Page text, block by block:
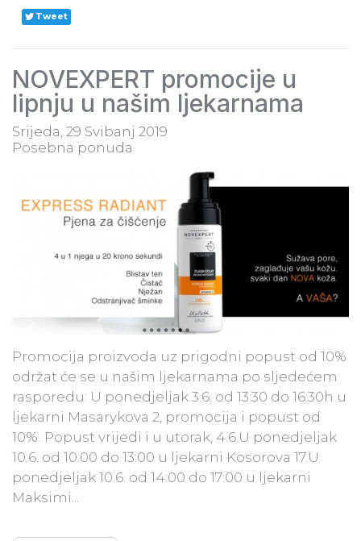
Tweet
NOVEXPERT promocije u
lipnju u našim ljekarnama
Srijeda, 29 Svibanj 2019
Posebna ponuda
Promocija proizvoda uz prigodni popust od 10%
održat će se u našim ljekarnama po sljedećem
rasporedu: U ponedjeljak 3.6. od 13:30 do 16:30h u
ljekarni Masarykova 2, promocija i popust od
10%. Popust vrijedi i u utorak, 4.6.U ponedjeljak
10.6. od 10:00 do 13:00 u ljekarni Kosorova 17.U
ponedjeljak 10.6. od 14:00 do 17:00 u ljekarni
Maksimi...